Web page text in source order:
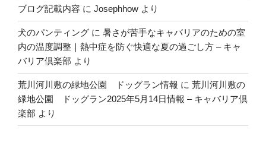
ブログ記載内容 に Josephhow より
犬のパンティング に 暑さが苦手なキャバリアのための室
内の温度調整｜熱中症を防ぐ快適な夏の過ごし方 – キャ
バリア倶楽部 より
荒川河川敷の緑地公園 ドッグラン情報 に 荒川河川敷の
緑地公園 ドッグラン2025年5月14日情報 – キャバリア倶
楽部 より